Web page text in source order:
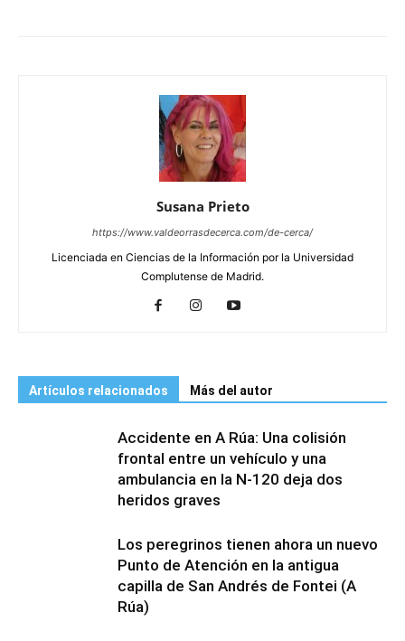
Susana Prieto
https://www.valdeorrasdecerca.com/de-cerca/
Licenciada en Ciencias de la Información por la Universidad
Complutense de Madrid.
Artículos relacionados Más del autor
Accidente en A Rúa: Una colisión
frontal entre un vehículo y una
ambulancia en la N-120 deja dos
heridos graves
Los peregrinos tienen ahora un nuevo
Punto de Atención en la antigua
capilla de San Andrés de Fontei (A
Rúa)